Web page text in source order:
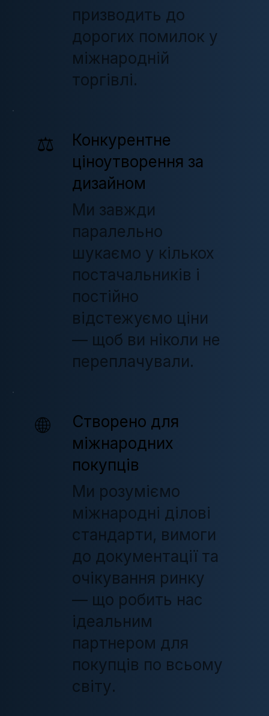
призводить до
дорогих помилок у
міжнародній
торгівлі.
⚖️
Конкурентне
ціноутворення за
дизайном
Ми завжди
паралельно
шукаємо у кількох
постачальників і
постійно
відстежуємо ціни
— щоб ви ніколи не
переплачували.
🌐
Створено для
міжнародних
покупців
Ми розуміємо
міжнародні ділові
стандарти, вимоги
до документації та
очікування ринку
— що робить нас
ідеальним
партнером для
покупців по всьому
світу.